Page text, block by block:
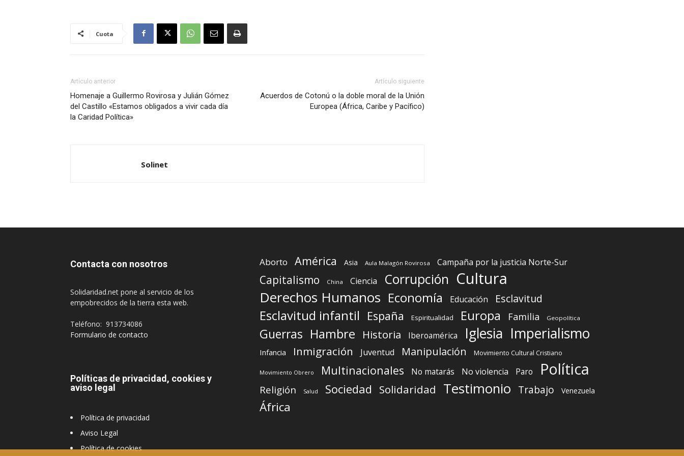
Cuota
Artículo anterior
Homenaje a Guillermo Rovirosa y Julián Gómez
del Castillo «Estamos obligados a vivir cada día
la Caridad Política»
Artículo siguiente
Acuerdos de Cotonú o la doble moral de la Unión
Europea (África, Caribe y Pacífico)
Solinet
Contacta con nosotros
Solidaridad.net pone al servicio de los
empobrecidos de la tierra esta web.
Teléfono: 913734086
Formulario de contacto
Políticas de privacidad, cookies y
aviso legal
Política de privacidad
Aviso Legal
Política de cookies
Aborto América Asia Aula Malagón Rovirosa Campaña por la justicia Norte-Sur
Capitalismo China Ciencia Corrupción Cultura
Derechos Humanos Economía Educación Esclavitud
Esclavitud infantil España Espiritualidad Europa Familia Geopolítica
Guerras Hambre Historia Iberoamérica Iglesia Imperialismo
Infancia Inmigración Juventud Manipulación Movimiento Cultural Cristiano
Movimiento Obrero Multinacionales No matarás No violencia Paro Política
Religión Salud Sociedad Solidaridad Testimonio Trabajo Venezuela
África